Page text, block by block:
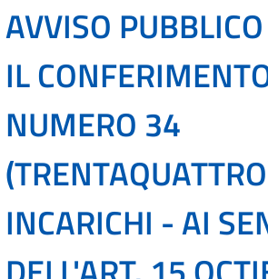
AVVISO
IL
NUMERO 34
INCARICHI - AI